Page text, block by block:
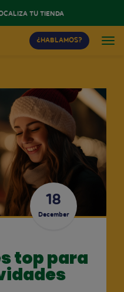
TU TIENDA
¿HABLAMOS?
18
December
top para